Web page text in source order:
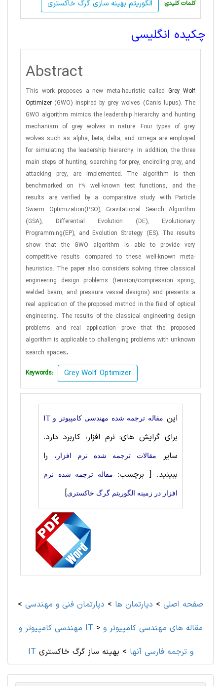
الگوریتم بهینه سازی گرگ خاکستری :کلمات کلیدی
چکیده انگلیسی
Abstract
This work proposes a new meta-heuristic called Grey Wolf
Optimizer (GWO) inspired by grey wolves (Canis lupus). The
GWO algorithm mimics the leadership hierarchy and hunting
mechanism of grey wolves in nature. Four types of grey
wolves such as alpha, beta, delta, and omega are employed
for simulating the leadership hierarchy. In addition, the three
main steps of hunting, searching for prey, encircling prey, and
attacking prey, are implemented. The algorithm is then
benchmarked on 29 well-known test functions, and the
results are verified by a comparative study with Particle
Swarm Optimization(PSO), Gravitational Search Algorithm
(GSA), Differential Evolution (DE), Evolutionary
Programming(EP), and Evolution Strategy (ES). The results
show that the GWO algorithm is able to provide very
competitive results compared to these well-known meta-
heuristics. The paper also considers solving three classical
engineering design problems (tension/compression spring,
welded beam, and pressure vessel designs) and presents a
real application of the proposed method in the field of optical
engineering. The results of the classical engineering design
problems and real application prove that the proposed
algorithm is applicable to challenging problems with unknown
search spaces.
Keywords: Grey Wolf Optimizer
این مقاله ترجمه شده مهندسی کامپیوتر و IT
برای گرایش های: نرم افزار، کاربرد دارد.
سایر
مقالات ترجمه شده نرم افزار ، را
ببینید.[ برچسب: مقاله ترجمه شده نرم
افزار در زمینه الگوریتم گرگ خاکستری]
صفحه اصلی > دپارتمان ها > دپارتمان فنی و مهندسی >
مهندسی کامپیوتر و IT > مقاله های مهندسی کامپیوتر و
IT و ترجمه فارسی آنها > بهینه ساز گرگ خاکستری